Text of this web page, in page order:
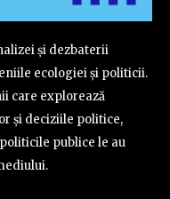
și dezbaterii
ecologiei și politicii.
care explorează
și deciziile politice,
publice le au